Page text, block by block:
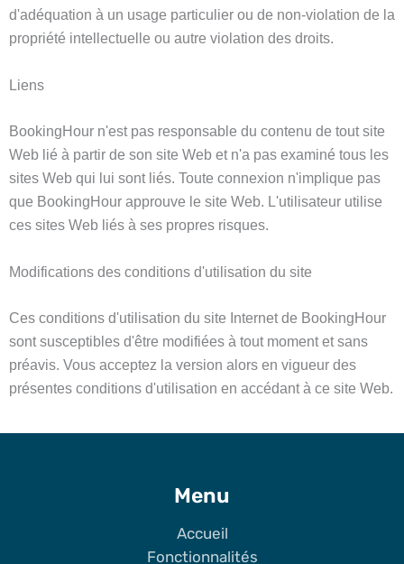
d'adéquation à un usage particulier ou de non-violation de la
propriété intellectuelle ou autre violation des droits.
Liens
BookingHour n'est pas responsable du contenu de tout site
Web lié à partir de son site Web et n'a pas examiné tous les
sites Web qui lui sont liés. Toute connexion n'implique pas
que BookingHour approuve le site Web. L'utilisateur utilise
ces sites Web liés à ses propres risques.
Modifications des conditions d'utilisation du site
Ces conditions d'utilisation du site Internet de BookingHour
sont susceptibles d'être modifiées à tout moment et sans
préavis. Vous acceptez la version alors en vigueur des
présentes conditions d'utilisation en accédant à ce site Web.
Menu
Accueil
Fonctionnalités